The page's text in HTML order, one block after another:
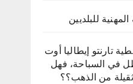
للبلديين
تارنتو إيطاليا أوت
في السباحة، فهل
من الذهب؟؟